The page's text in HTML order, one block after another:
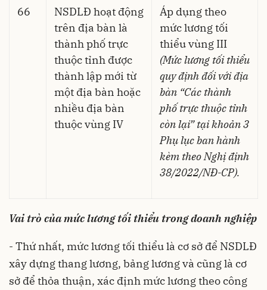
66
NSDLĐ hoạt động
trên địa bàn là
thành phố trực
thuộc tỉnh được
thành lập mới từ
một địa bàn hoặc
nhiều địa bàn
thuộc vùng IV
Áp dụng theo
mức lương tối
thiểu vùng III
(Mức lương tối thiểu
quy định đối với địa
bàn “Các thành
phố trực thuộc tỉnh
còn lại” tại khoản 3
Phụ lục ban hành
kèm theo Nghị định
38/2022/NĐ-CP).
Vai trò của mức lương tối thiểu trong doanh nghiệp
- Thứ nhất, mức lương tối thiểu là cơ sở để NSDLĐ
xây dựng thang lương, bảng lương và cũng là cơ
sở để thỏa thuận, xác định mức lương theo công